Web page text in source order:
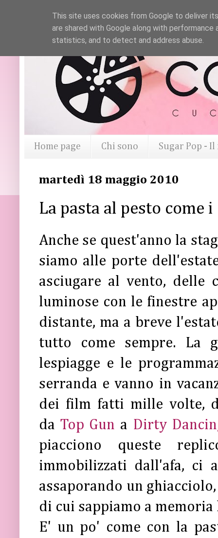
Home page Chi sono Sugar Pop -
martedì 18 maggio 2010
La pasta al pesto come
Anche se quest'anno la
siamo alle porte
asciugare al vento, delle
luminose con le finestre
distante, ma a breve
tutto come sempre. La
lespiagge e le
serranda e vanno in
dei film fatti mille volte,
da Top Gun a Dirty
piacciono queste
immobilizzati dall'afa, ci
assaporando un
di cui sappiamo a
E' un po' come con la
This site uses cookies from Google to deliver
are shared with Google along with
statistics, and to detect and address abuse.